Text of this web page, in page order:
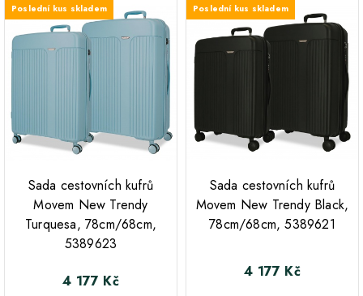
Poslední kus skladem
Sada cestovních kufrů
Movem New Trendy
Turquesa, 78cm/68cm,
5389623
Cena
4 177 Kč
Poslední kus skladem
Sada cestovních kufrů
Movem New Trendy Black,
78cm/68cm, 5389621
Cena
4 177 Kč